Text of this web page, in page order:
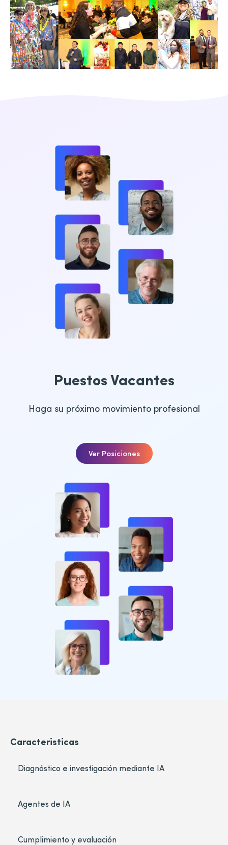
Puestos Vacantes
Haga su próximo movimiento profesional
Ver Posiciones
Caracteristicas
Diagnóstico e investigación mediante IA
Agentes de IA
Cumplimiento y evaluación